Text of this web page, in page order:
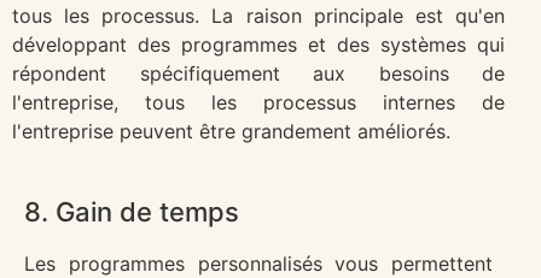
tous les processus. La raison principale est qu'en
développant des programmes et des systèmes qui
répondent spécifiquement aux besoins de
l'entreprise, tous les processus internes de
l'entreprise peuvent être grandement améliorés.
8. Gain de temps
Les programmes personnalisés vous permettent